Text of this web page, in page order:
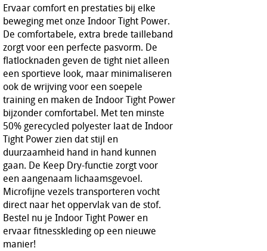
Ervaar comfort en prestaties bij elke
beweging met onze Indoor Tight Power.
De comfortabele, extra brede tailleband
zorgt voor een perfecte pasvorm. De
flatlocknaden geven de tight niet alleen
een sportieve look, maar minimaliseren
ook de wrijving voor een soepele
training en maken de Indoor Tight Power
bijzonder comfortabel. Met ten minste
50% gerecycled polyester laat de Indoor
Tight Power zien dat stijl en
duurzaamheid hand in hand kunnen
gaan. De Keep Dry-functie zorgt voor
een aangenaam lichaamsgevoel.
Microfijne vezels transporteren vocht
direct naar het oppervlak van de stof.
Bestel nu je Indoor Tight Power en
ervaar fitnesskleding op een nieuwe
manier!